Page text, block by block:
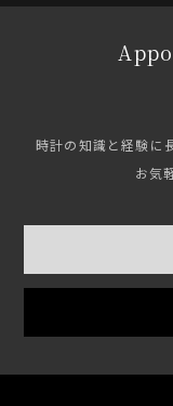
時計の知識と経験に
お気